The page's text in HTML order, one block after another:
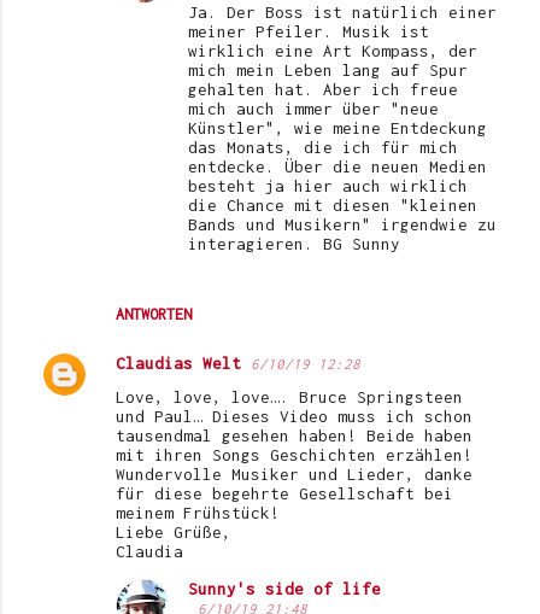
ANTWORTEN
Ja. Der Boss ist natürlich einer
meiner Pfeiler. Musik ist
wirklich eine Art Kompass, der
mich mein Leben lang auf Spur
gehalten hat. Aber ich freue
mich auch immer über "neue
Künstler", wie meine Entdeckung
das Monats, die ich für mich
entdecke. Über die neuen Medien
besteht ja hier auch wirklich
die Chance mit diesen "kleinen
Bands und Musikern" irgendwie zu
interagieren. BG Sunny
Claudias Welt 6/10/19 12:28
Love, love, love…. Bruce Springsteen
und Paul… Dieses Video muss ich schon
tausendmal gesehen haben! Beide haben
mit ihren Songs Geschichten erzählen!
Wundervolle Musiker und Lieder, danke
für diese begehrte Gesellschaft bei
meinem Frühstück!
Liebe Grüße,
Claudia
Sunny's side of life
6/10/19 21:48